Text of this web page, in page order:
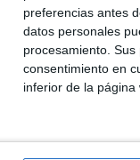
preferencias antes
datos personales
procesamiento.
consentimiento en
inferior de la página
mascotas sin